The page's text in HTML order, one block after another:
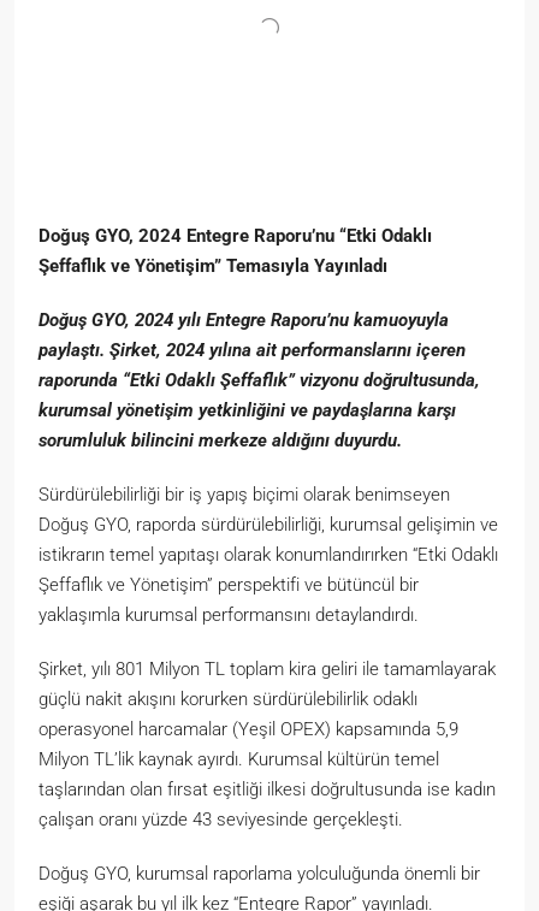
Doğuş GYO, 2024 Entegre Raporu’nu “Etki Odaklı
Şeffaflık ve Yönetişim” Temasıyla Yayınladı
Doğuş GYO, 2024 yılı Entegre Raporu’nu kamuoyuyla
paylaştı. Şirket, 2024 yılına ait performanslarını içeren
raporunda “Etki Odaklı Şeffaflık” vizyonu doğrultusunda,
kurumsal yönetişim yetkinliğini ve paydaşlarına karşı
sorumluluk bilincini merkeze aldığını duyurdu.
Sürdürülebilirliği bir iş yapış biçimi olarak benimseyen
Doğuş GYO, raporda sürdürülebilirliği, kurumsal gelişimin ve
istikrarın temel yapıtaşı olarak konumlandırırken “Etki Odaklı
Şeffaflık ve Yönetişim” perspektifi ve bütüncül bir
yaklaşımla kurumsal performansını detaylandırdı.
Şirket, yılı 801 Milyon TL toplam kira geliri ile tamamlayarak
güçlü nakit akışını korurken sürdürülebilirlik odaklı
operasyonel harcamalar (Yeşil OPEX) kapsamında 5,9
Milyon TL’lik kaynak ayırdı. Kurumsal kültürün temel
taşlarından olan fırsat eşitliği ilkesi doğrultusunda ise kadın
çalışan oranı yüzde 43 seviyesinde gerçekleşti.
Doğuş GYO, kurumsal raporlama yolculuğunda önemli bir
eşiği aşarak bu yıl ilk kez “Entegre Rapor” yayınladı.